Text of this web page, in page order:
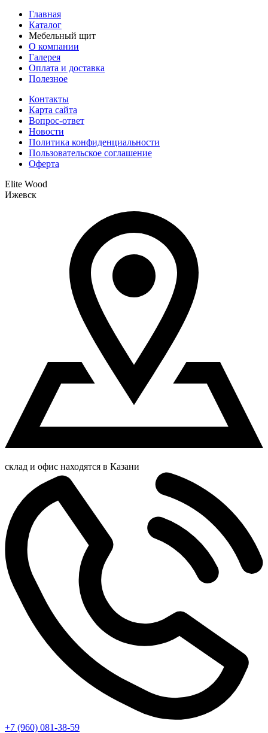
Главная
Каталог
Мебельный щит
О компании
Галерея
Оплата и доставка
Полезное
Контакты
Карта сайта
Вопрос-ответ
Новости
Политика конфиденциальности
Пользовательское соглашение
Оферта
Elite Wood
Ижевск
склад и офис находятся в Казани
+7 (960) 081-38-59